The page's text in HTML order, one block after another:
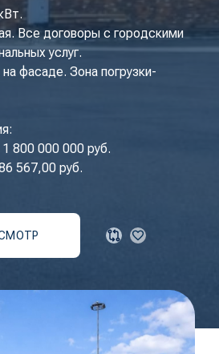
Все договоры с городскими
услуг.
фасаде. Зона погрузки-
800 000 000 руб.
567,00 руб.